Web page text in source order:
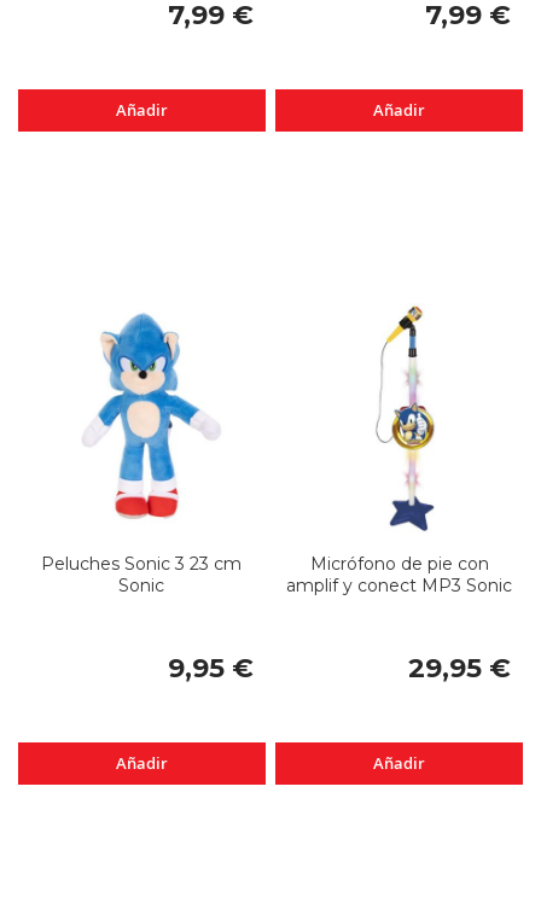
7,99 €
Añadir
7,99 €
Añadir
Peluches Sonic 3 23 cm
Sonic
9,95 €
Añadir
Micrófono de pie con
amplif y conect MP3 Sonic
29,95 €
Añadir